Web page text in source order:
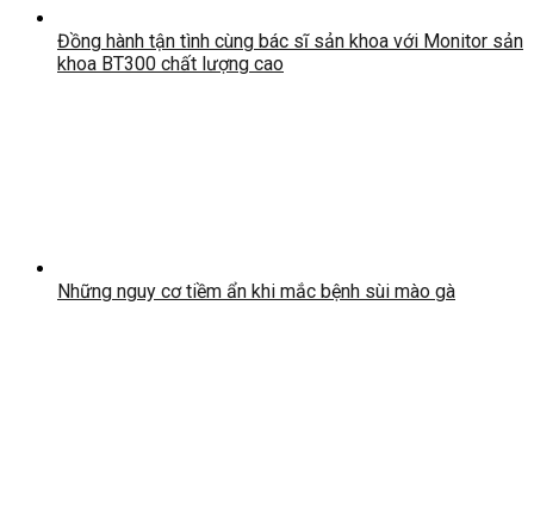
Đồng hành tận tình cùng bác sĩ sản khoa với Monitor sản
khoa BT300 chất lượng cao
Những nguy cơ tiềm ẩn khi mắc bệnh sùi mào gà